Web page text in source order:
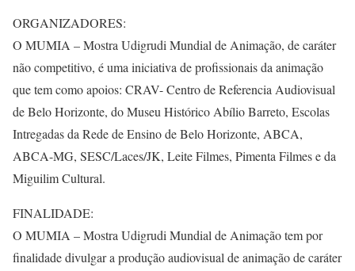
ORGANIZADORES:
O MUMIA – Mostra Udigrudi Mundial de Animação, de caráter
não competitivo, é uma iniciativa de profissionais da animação
que tem como apoios: CRAV- Centro de Referencia Audiovisual
de Belo Horizonte, do Museu Histórico Abílio Barreto, Escolas
Intregadas da Rede de Ensino de Belo Horizonte, ABCA,
ABCA-MG, SESC/Laces/JK, Leite Filmes, Pimenta Filmes e da
Miguilim Cultural.
FINALIDADE:
O MUMIA – Mostra Udigrudi Mundial de Animação tem por
finalidade divulgar a produção audiovisual de animação de caráter